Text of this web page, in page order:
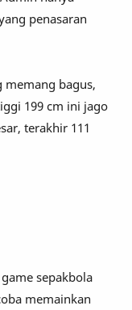
penasaran
memang bagus,
199 cm ini jago
terakhir 111
sepakbola
memainkan